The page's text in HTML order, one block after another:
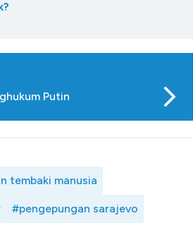
Putin
tembaki manusia
#pengepungan sarajevo